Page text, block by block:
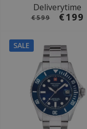
Deliverytime
€599 €199
SALE